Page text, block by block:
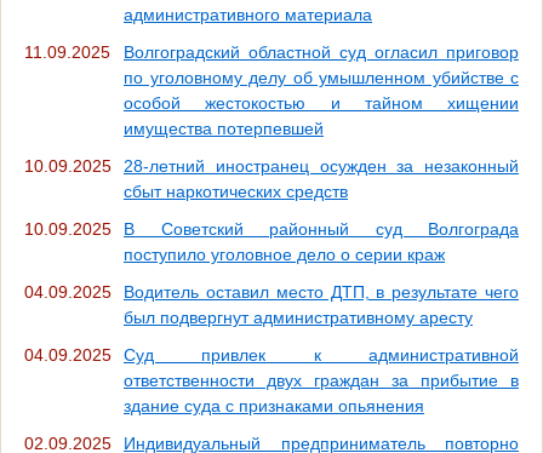
административного материала
11.09.2025
Волгоградский областной суд огласил приговор
по уголовному делу об умышленном убийстве с
особой жестокостью и тайном хищении
имущества потерпевшей
10.09.2025
28-летний иностранец осужден за незаконный
сбыт наркотических средств
10.09.2025
В Советский районный суд Волгограда
поступило уголовное дело о серии краж
04.09.2025
Водитель оставил место ДТП, в результате чего
был подвергнут административному аресту
04.09.2025
Суд привлек к административной
ответственности двух граждан за прибытие в
здание суда с признаками опьянения
02.09.2025
Индивидуальный предприниматель повторно